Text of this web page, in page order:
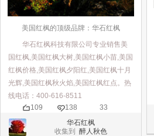
美国红枫的顶级品牌：华石红枫
华石红枫科技有限公司专业销售美
国红枫,美国红枫大树,美国红枫小苗,美国
红枫价格,美国红枫夕阳红,美国红枫十月
光辉,美国红枫秋火焰,美国红枫红点。热
线电话：400-616-8511
109
138
33
华石红枫
收集到醉人秋色